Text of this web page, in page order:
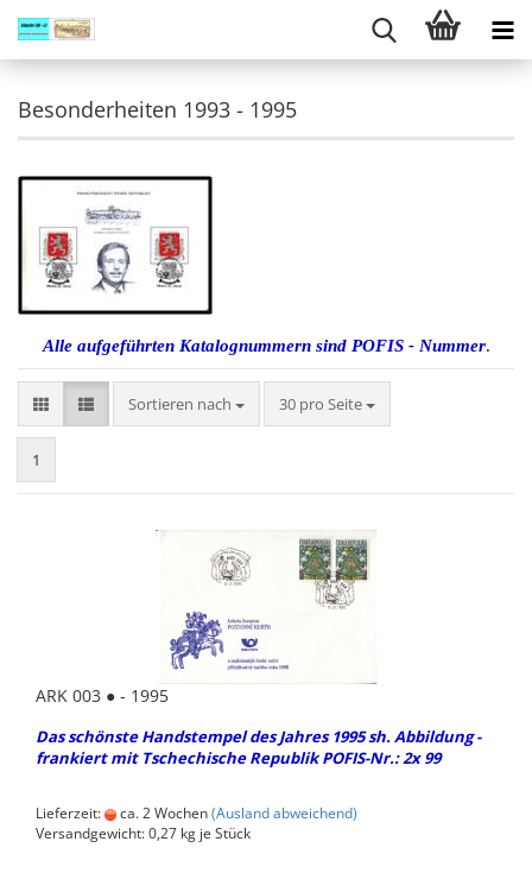
Besonderheiten 1993 - 1995
Alle aufgeführten Katalognummern sind POFIS - Nummer.
Sortieren nach
Sortieren nach 30 pro Seite
pro Seite
1
ARK 003 ● - 1995
Das schöns­te Hands­tem­pel des Jah­res 1995 sh. Ab­bil­dung -
fran­kiert mit Tsche­chi­sche Re­pu­blik POFIS-​Nr.: 2x 99
Lieferzeit: ca. 2 Wochen(Ausland abweichend)
Versandgewicht:0,27 kg je Stück